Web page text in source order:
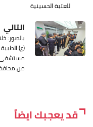
للعتبة الحسينية
التالي
بالصور:
(ع)
مستشفى
من
قد يعجبك ايضاً